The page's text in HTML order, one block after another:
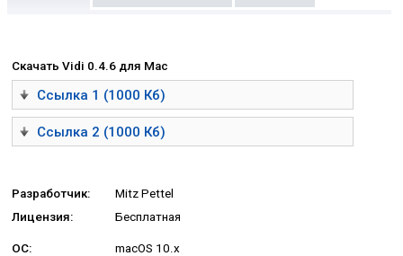
Скачать Vidi 0.4.6 для Mac
Ссылка 1 (1000 Кб)
Ссылка 2 (1000 Кб)
Разработчик:
Mitz Pettel
Лицензия:
Бесплатная
ОС:
macOS 10.x